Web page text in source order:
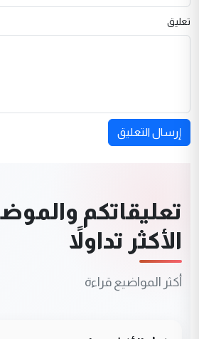
تعليق
إرسال التعليق
تعليقاتكم
الأكثر تداولاً
أكثر المواضيع قراءة